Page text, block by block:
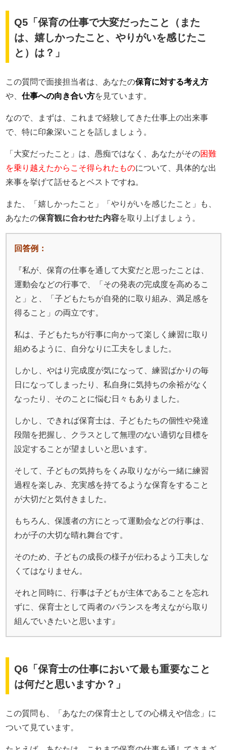
Q5「保育の仕事で大変だったこと（また
は、嬉しかったこと、やりがいを感じたこ
と）は？」
この質問で面接担当者は、あなたの保育に対する考え方
や、仕事への向き合い方を見ています。
なので、まずは、これまで経験してきた仕事上の出来事
で、特に印象深いことを話しましょう。
「大変だったこと」は、愚痴ではなく、あなたがその困難
を乗り越えたからこそ得られたものについて、具体的な出
来事を挙げて話せるとベストですね。
また、「嬉しかったこと」「やりがいを感じたこと」も、
あなたの保育観に合わせた内容を取り上げましょう。
回答例：
『私が、保育の仕事を通して大変だと思ったことは、
運動会などの行事で、「その発表の完成度を高めるこ
と」と、「子どもたちが自発的に取り組み、満足感を
得ること」の両立です。
私は、子どもたちが行事に向かって楽しく練習に取り
組めるように、自分なりに工夫をしました。
しかし、やはり完成度が気になって、練習ばかりの毎
日になってしまったり、私自身に気持ちの余裕がなく
なったり、そのことに悩む日々もありました。
しかし、できれば保育士は、子どもたちの個性や発達
段階を把握し、クラスとして無理のない適切な目標を
設定することが望ましいと思います。
そして、子どもの気持ちをくみ取りながら一緒に練習
過程を楽しみ、充実感を持てるような保育をすること
が大切だと気付きました。
もちろん、保護者の方にとって運動会などの行事は、
わが子の大切な晴れ舞台です。
そのため、子どもの成長の様子が伝わるよう工夫しな
くてはなりません。
それと同時に、行事は子どもが主体であることを忘れ
ずに、保育士として両者のバランスを考えながら取り
組んでいきたいと思います』
Q6「保育士の仕事において最も重要なこと
は何だと思いますか？」
この質問も、「あなたの保育士としての心構えや信念」に
ついて見ています。